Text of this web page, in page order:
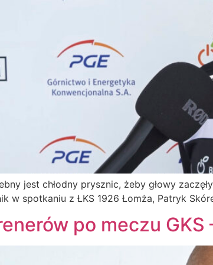
jest chłodny prysznic, żeby głowy
w spotkaniu z ŁKS 1926 Łomża, Patryk
po meczu GKS